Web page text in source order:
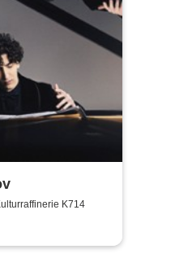
K714